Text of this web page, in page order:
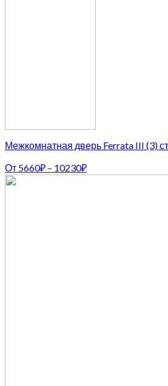
Межкомнатная дверь Ferrata III (3)
От 5660₽ – 10230₽